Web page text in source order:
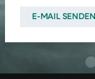
E-MAIL SENDEN